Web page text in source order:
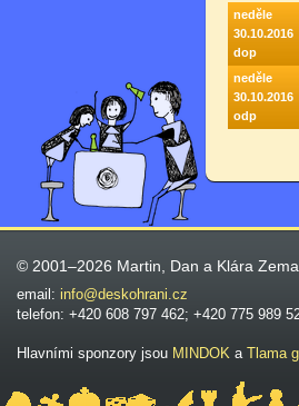
neděle
30.10.2016
dop
neděle
30.10.2016
odp
© 2001–2026 Martin, Dan a Klára
email: info@deskohrani.cz
telefon: +420 608 797 462; +420 775 989
Hlavními sponzory jsou MINDOK a Tlama